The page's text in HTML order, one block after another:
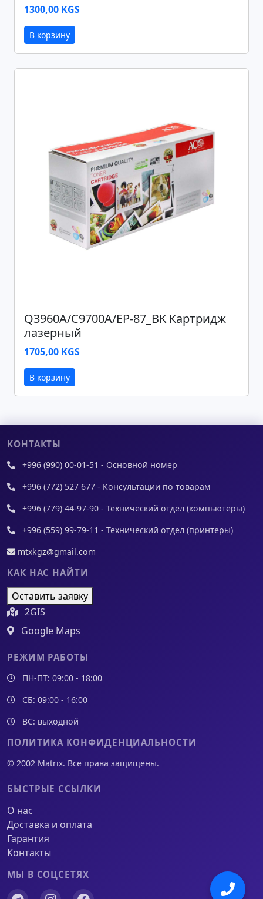
1300,00 KGS
В корзину
Q3960A/C9700A/EP-87_BK Картридж
лазерный
1705,00 KGS
В корзину
КОНТАКТЫ
+996 (990) 00-01-51 - Основной номер
+996 (772) 527 677 - Консультации по товарам
+996 (779) 44-97-90 - Технический отдел (компьютеры)
+996 (559) 99-79-11 - Технический отдел (принтеры)
mtxkgz@gmail.com
КАК НАС НАЙТИ
Оставить заявку
2GIS
Google Maps
РЕЖИМ РАБОТЫ
ПН-ПТ: 09:00 - 18:00
СБ: 09:00 - 16:00
ВС: выходной
ПОЛИТИКА КОНФИДЕНЦИАЛЬНОСТИ
© 2002 Matrix. Все права защищены.
БЫСТРЫЕ ССЫЛКИ
О нас
Доставка и оплата
Гарантия
Контакты
МЫ В СОЦСЕТЯХ